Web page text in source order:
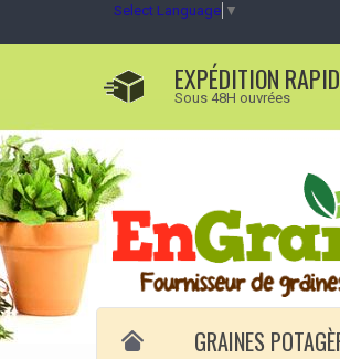
Select Language ▼
EXPÉDITION
Sous 48H ouvrées
GRAINES